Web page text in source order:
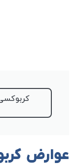
عوارض